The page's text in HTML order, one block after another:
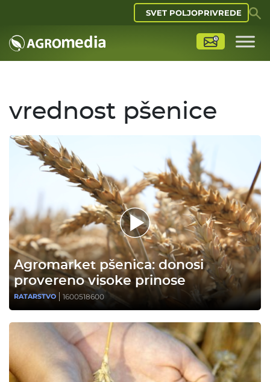
SVET POLJOPRIVREDE
vrednost pšenice
Agromarket pšenica: donosi
provereno visoke prinose
RATARSTVO 1600518600